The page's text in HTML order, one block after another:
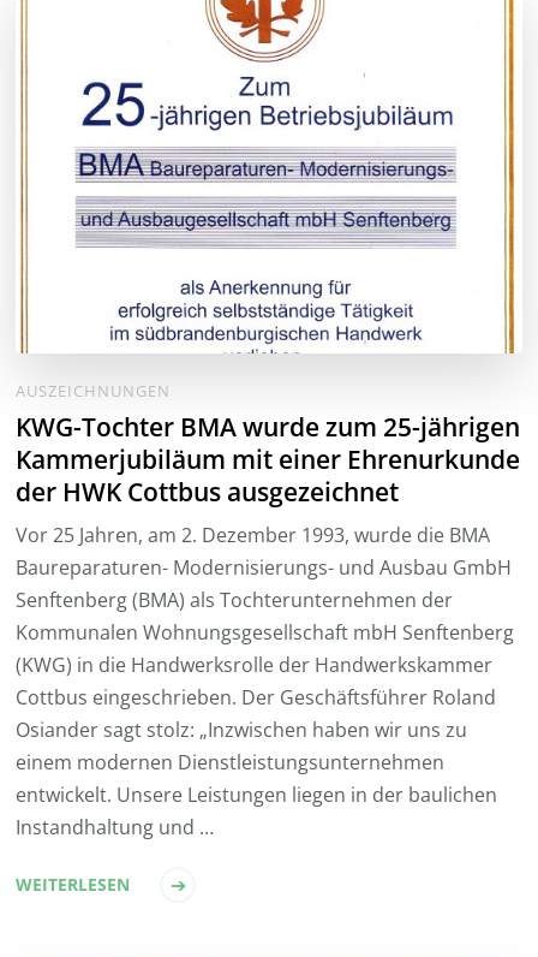
AUSZEICHNUNGEN
KWG-Tochter BMA wurde zum 25-jährigen
Kammerjubiläum mit einer Ehrenurkunde
der HWK Cottbus ausgezeichnet
Vor 25 Jahren, am 2. Dezember 1993, wurde die BMA
Baureparaturen- Modernisierungs- und Ausbau GmbH
Senftenberg (BMA) als Tochterunternehmen der
Kommunalen Wohnungsgesellschaft mbH Senftenberg
(KWG) in die Handwerksrolle der Handwerkskammer
Cottbus eingeschrieben. Der Geschäftsführer Roland
Osiander sagt stolz: „Inzwischen haben wir uns zu
einem modernen Dienstleistungsunternehmen
entwickelt. Unsere Leistungen liegen in der baulichen
Instandhaltung und …
WEITERLESEN